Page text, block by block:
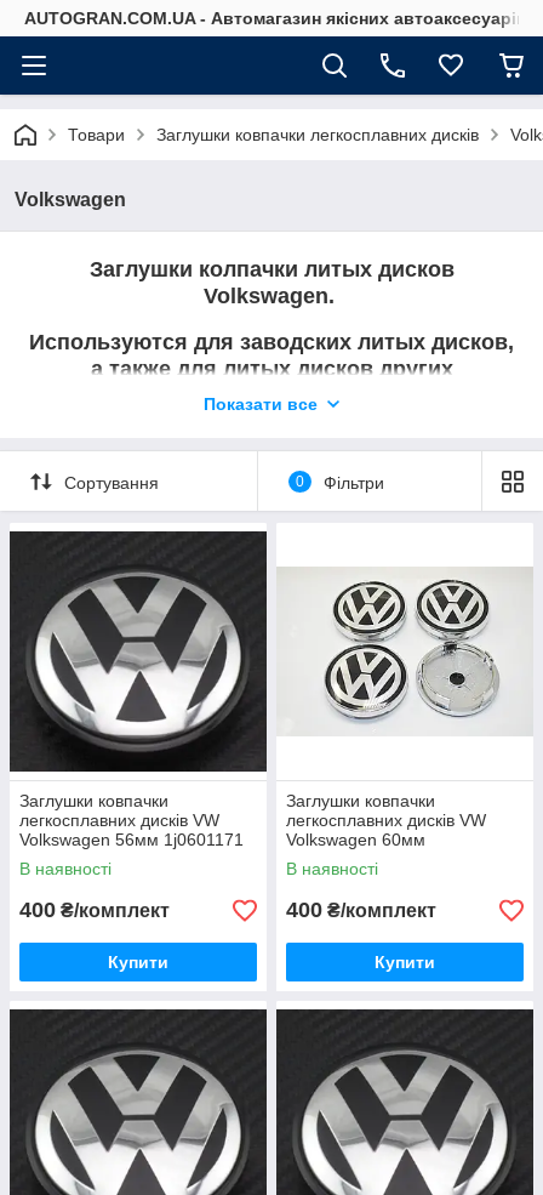
AUTOGRAN.COM.UA - Автомагазин якісних автоаксесуарів
Товари Заглушки ковпачки легкосплавних дисків
Volkswagen
Заглушки колпачки литых дисков
Volkswagen.
Используются для заводских литых дисков,
а также для литых дисков других
производителей если подходит размер.
колпачки.
Не нашли то что нужно - перезвоните и
Показати все
Сортування 0 Фільтри
Заглушки ковпачки
легкосплавних дисків VW
Volkswagen 56мм 1j0601171
В наявності
400 ₴/комплект
Купити
Заглушки ковпачки
легкосплавних дисків VW
Volkswagen 60мм
В наявності
400 ₴/комплект
Купити